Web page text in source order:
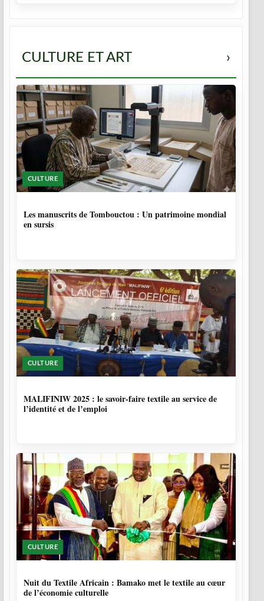
CULTURE ET ART ›
CULTURE
Les manuscrits de Tombouctou : Un patrimoine mondial
en sursis
CULTURE
MALIFINIW 2025 : le savoir-faire textile au service de
l’identité et de l’emploi
CULTURE
Nuit du Textile Africain : Bamako met le textile au cœur
de l’économie culturelle